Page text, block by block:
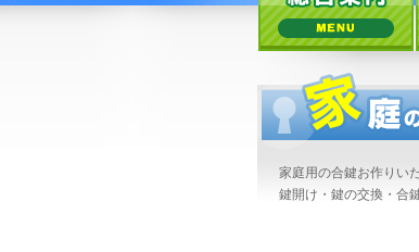
家庭用の合鍵お作りい
鍵開け・鍵の交換・合